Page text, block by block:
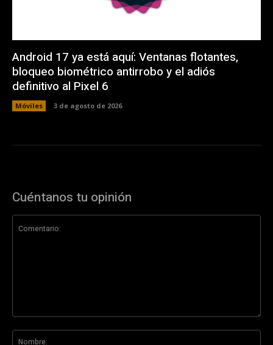
Android 17 ya está aquí: Ventanas flotantes,
bloqueo biométrico antirrobo y el adiós
definitivo al Pixel 6
Móviles 3 de agosto de 2026
Cuéntanos tu opinión